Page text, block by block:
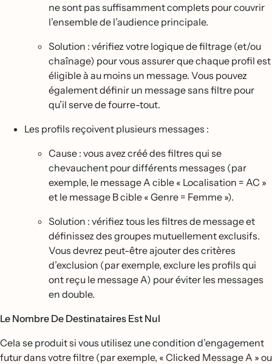
ne sont pas suffisamment complets pour couvrir
l’ensemble de l’audience principale.
Solution : vérifiez votre logique de filtrage (et/ou
chaînage) pour vous assurer que chaque profil est
éligible à au moins un message. Vous pouvez
également définir un message sans filtre pour
qu’il serve de fourre-tout.
Les profils reçoivent plusieurs messages :
Cause : vous avez créé des filtres qui se
chevauchent pour différents messages (par
exemple, le message A cible « Localisation = AC »
et le message B cible « Genre = Femme »).
Solution : vérifiez tous les filtres de message et
définissez des groupes mutuellement exclusifs.
Vous devrez peut-être ajouter des critères
d’exclusion (par exemple, exclure les profils qui
ont reçu le message A) pour éviter les messages
en double.
Le Nombre De Destinataires Est Nul
Cela se produit si vous utilisez une condition d’engagement
futur dans votre filtre (par exemple, « Clicked Message A » ou